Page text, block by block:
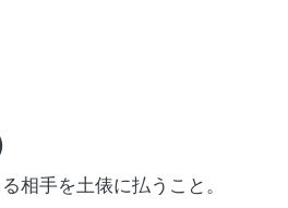
相手を土俵に払うこと。